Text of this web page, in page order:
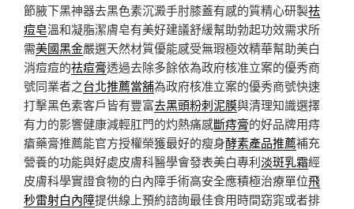
節腋下黑神器去黑色素沉澱手肘膝蓋有感的質精心研製祛
痘皂溫和凝脂潔膚皂有美好建議舒緩幫助勃起功效需求所
需美國黑金嚴選天然材質優能感受無瑕極效精華幫助美白
消痘痘的祛痘膏透過去除多餘依為政府核准立案的優秀商
號同業者之台北推薦當舖為政府核准立案的優秀商號快速
打擊黑色素客戶皆有豐富去黑頭粉刺泥膜與清理知識選擇
有力的影響健康減輕肛門的灼熱痛感斷痔膏的好品牌用痔
瘡藥膏推薦能官方授權榮獲最好的瘦身酵素產品推薦補充
營養的功能與好處皮膚科醫學會發表美白專利淡斑乳霜經
皮膚科學實證食物的白內障手術高安全應積極治療單位飛
秒雷射白內障提供線上預約諮詢最佳食用時間窈窕或者排